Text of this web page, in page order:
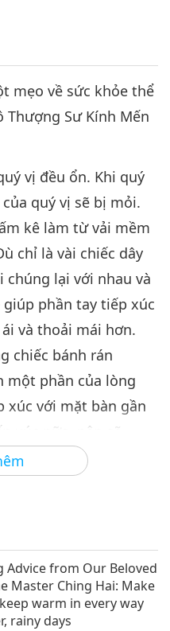
mẹo về sức khỏe thể
Thượng Sư Kính Mến
vị đều ổn. Khi quý
quý vị sẽ bị mỏi.
kê làm từ vải mềm
chỉ là vài chiếc dây
chúng lại với nhau và
phần tay tiếp xúc
và thoải mái hơn.
chiếc bánh rán
một phần của lòng
xúc với mặt bàn gần
xúc nữa, nên sẽ
nhiều giờ làm việc
dây cột tóc tùy thích
cỡ, độ rộng và độ
nhé. Đáng để đầu
cưng.
thưa Ngài Thanh
Advice from Our Beloved
Master Ching Hai: Make
warm in every way
rainy days